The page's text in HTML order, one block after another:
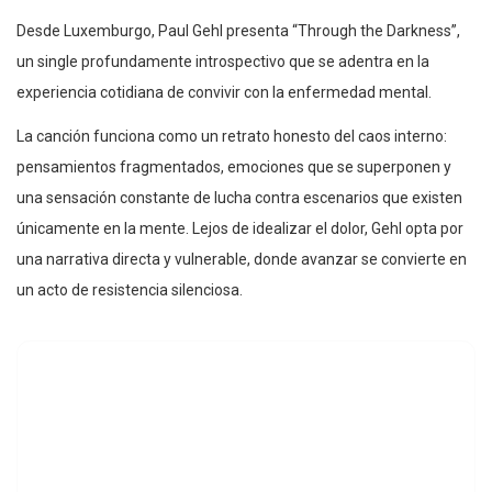
Desde Luxemburgo, Paul Gehl presenta “Through the Darkness”,
un single profundamente introspectivo que se adentra en la
experiencia cotidiana de convivir con la enfermedad mental.
La canción funciona como un retrato honesto del caos interno:
pensamientos fragmentados, emociones que se superponen y
una sensación constante de lucha contra escenarios que existen
únicamente en la mente. Lejos de idealizar el dolor, Gehl opta por
una narrativa directa y vulnerable, donde avanzar se convierte en
un acto de resistencia silenciosa.